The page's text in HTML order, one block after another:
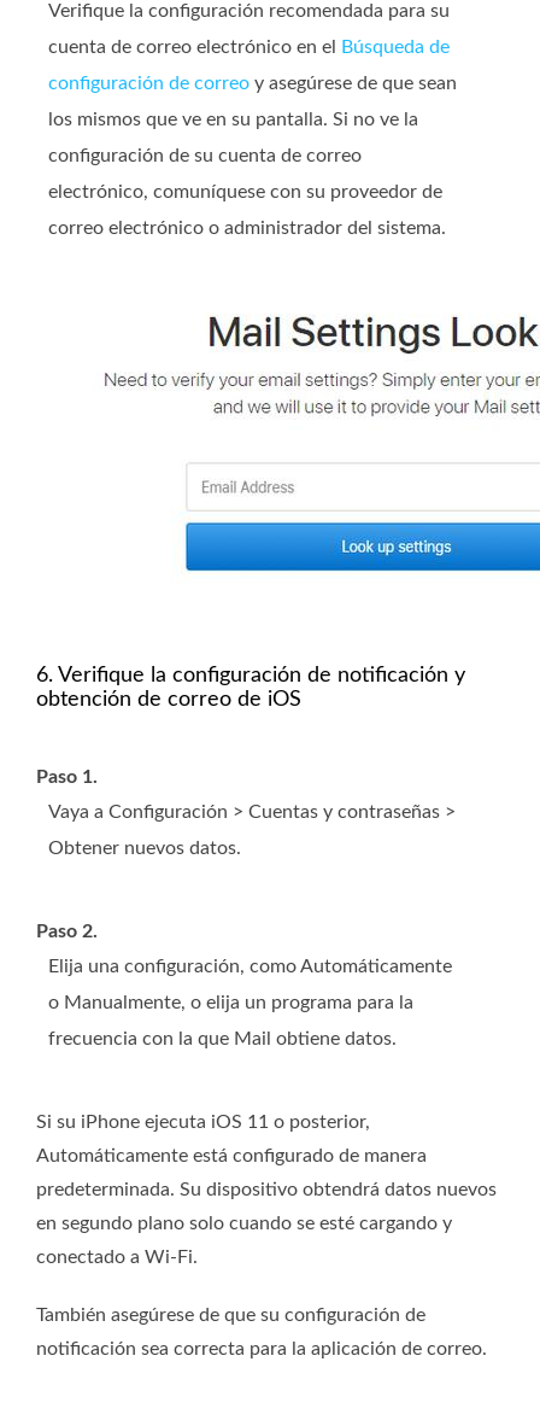
Verifique la configuración recomendada para su
cuenta de correo electrónico en el
Búsqueda de
configuración de correo y asegúrese de que sean
los mismos que ve en su pantalla. Si no ve la
configuración de su cuenta de correo
electrónico, comuníquese con su proveedor de
correo electrónico o administrador del sistema.
6. Verifique la configuración de notificación y
obtención de correo de iOS
Paso 1.
Vaya a Configuración > Cuentas y contraseñas >
Obtener nuevos datos.
Paso 2.
Elija una configuración, como Automáticamente
o Manualmente, o elija un programa para la
frecuencia con la que Mail obtiene datos.
Si su iPhone ejecuta iOS 11 o posterior,
Automáticamente está configurado de manera
predeterminada. Su dispositivo obtendrá datos nuevos
en segundo plano solo cuando se esté cargando y
conectado a Wi-Fi.
También asegúrese de que su configuración de
notificación sea correcta para la aplicación de correo.